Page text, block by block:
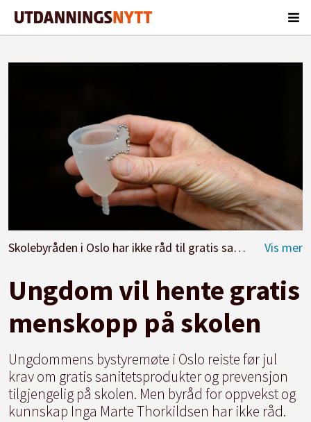
Skolebyråden i Oslo har ikke råd til gratis sanitetsprodukter og prevensjon til elever.
Ungdom vil hente gratis
menskopp på skolen
Ungdommens bystyremøte i Oslo reiste før jul
krav om gratis sanitetsprodukter og prevensjon
tilgjengelig på skolen. Men byråd for oppvekst og
kunnskap Inga Marte Thorkildsen har ikke råd.